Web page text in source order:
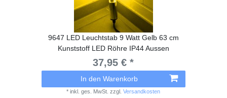
9647 LED Leuchtstab 9 Watt Gelb 63 cm
Kunststoff LED Röhre IP44 Aussen
37,95 € *
In den Warenkorb
*inkl. ges. MwSt. zzgl.Versandkosten